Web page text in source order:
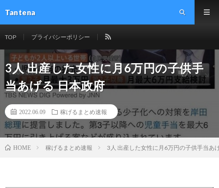
Tantena
TOP プライバシーポリシー
3人 出産した女性に月6万円の子供手
当あげる 日本政府
2022.06.09 稼げるまとめ速報
HOME 稼げるまとめ速報 3人 出産した女性に月6万円の子供手当あ